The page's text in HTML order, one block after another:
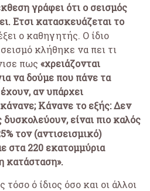
γράφει ότι ο σεισμός
Ετσι κατασκευάζεται το
ο καθηγητής. Ο ίδιο
κλήθηκε να πει τι
πως«χρειάζονται
να δούμε που πάνε τα
αν υπάρχει
Κάνανε το εξής: Δεν
δυσκολεύουν, είναι πιο καλός
τον (αντισεισμικό)
στα 220 εκατομμύρια
κατάσταση».
ό ίδιος όσο και οι άλλοι